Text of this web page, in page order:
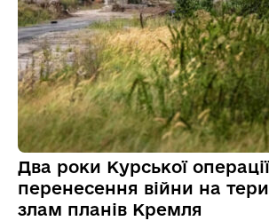
Два роки Курської
перенесення війни на
злам планів Кремля